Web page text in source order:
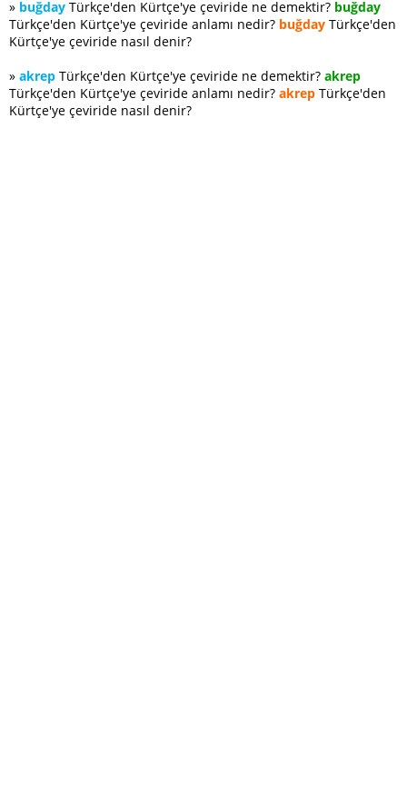
» buğday Türkçe'den Kürtçe'ye çeviride ne demektir? buğday
Türkçe'den Kürtçe'ye çeviride anlamı nedir? buğday Türkçe'den
Kürtçe'ye çeviride nasıl denir?
» akrep Türkçe'den Kürtçe'ye çeviride ne demektir? akrep
Türkçe'den Kürtçe'ye çeviride anlamı nedir? akrep Türkçe'den
Kürtçe'ye çeviride nasıl denir?